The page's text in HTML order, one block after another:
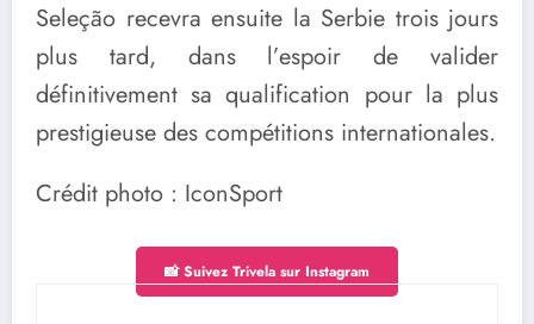
Seleção recevra ensuite la Serbie trois jours
plus tard, dans l’espoir de valider
définitivement sa qualification pour la plus
prestigieuse des compétitions internationales.
Crédit photo : IconSport
📸 Suivez Trivela sur Instagram